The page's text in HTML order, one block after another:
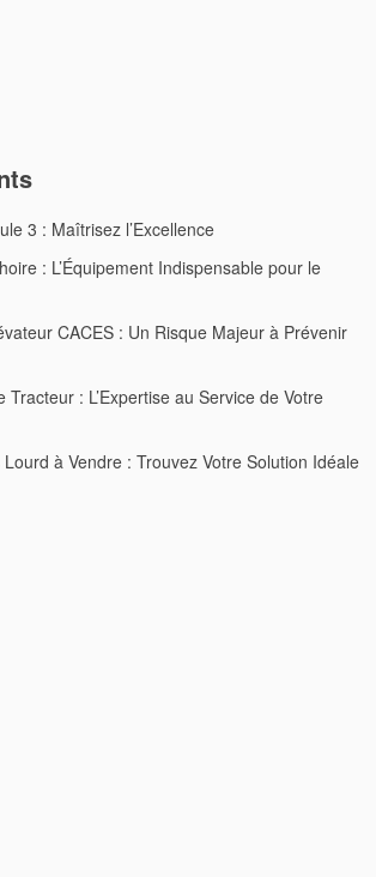
3 : Maîtrisez l’Excellence
: L’Équipement Indispensable pour le
CACES : Un Risque Majeur à Prévenir
Tracteur : L’Expertise au Service de Votre
à Vendre : Trouvez Votre Solution Idéale